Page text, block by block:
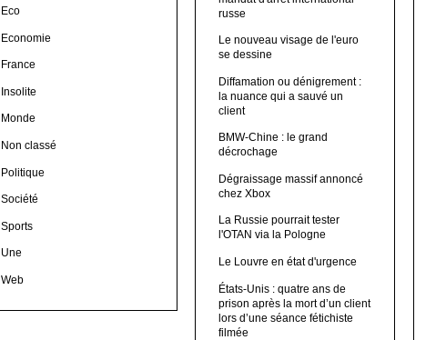
Eco
Economie
France
Insolite
Monde
Non classé
Politique
Société
Sports
Une
Web
russe
Le nouveau visage de l'euro
se dessine
Diffamation ou dénigrement :
la nuance qui a sauvé un
client
BMW-Chine : le grand
décrochage
Dégraissage massif annoncé
chez Xbox
La Russie pourrait tester
l'OTAN via la Pologne
Le Louvre en état d'urgence
États-Unis : quatre ans de
prison après la mort d’un client
lors d’une séance fétichiste
filmée